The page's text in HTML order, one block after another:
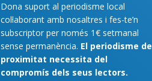
Dona suport al periodisme local
col·laborant amb nosaltres i fes-te’n
subscriptor per només 1€ setmanal
sense permanència. El periodisme de
proximitat necessita del
compromís dels seus lectors.